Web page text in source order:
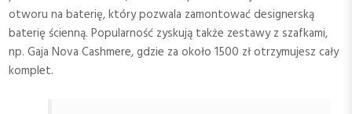
otworu na baterię, który pozwala zamontować designerską
baterię ścienną. Popularność zyskują także zestawy z szafkami,
np. Gaja Nova Cashmere, gdzie za około 1500 zł otrzymujesz cały
komplet.